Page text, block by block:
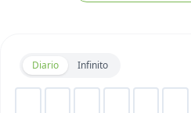
Diario Infinito